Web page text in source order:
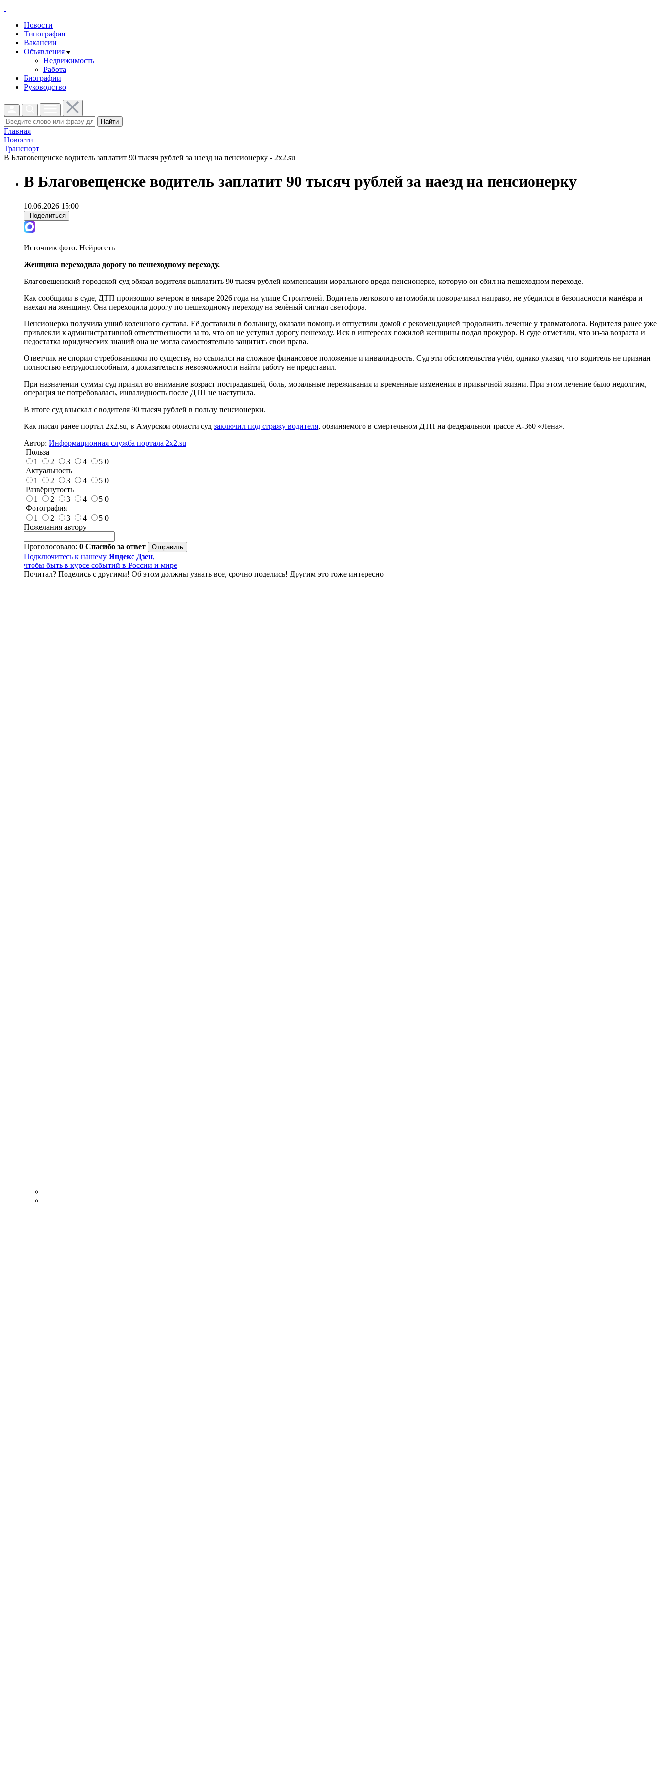
Новости
Типография
Вакансии
Объявления
Недвижимость
Работа
Биографии
Руководство
Найти
Главная
Новости
Транспорт
В Благовещенске водитель заплатит 90 тысяч рублей за наезд на пенсионерку - 2x2.su
В Благовещенске водитель заплатит 90 тысяч рублей за наезд на пенсионерку
10.06.2026 15:00
Поделиться
Источник фото: Нейросеть
Женщина переходила дорогу по пешеходному переходу.
Благовещенский городской суд обязал водителя выплатить 90 тысяч рублей компенсации морального вреда пенсионерке, которую он сбил на пешеходном переходе.
Как сообщили в суде, ДТП произошло вечером в январе 2026 года на улице Строителей. Водитель легкового автомобиля поворачивал направо, не убедился в безопасности манёвра и
наехал на женщину. Она переходила дорогу по пешеходному переходу на зелёный сигнал светофора.
Пенсионерка получила ушиб коленного сустава. Её доставили в больницу, оказали помощь и отпустили домой с рекомендацией продолжить лечение у травматолога. Водителя ранее уже
привлекли к административной ответственности за то, что он не уступил дорогу пешеходу. Иск в интересах пожилой женщины подал прокурор. В суде отметили, что из-за возраста и
недостатка юридических знаний она не могла самостоятельно защитить свои права.
Ответчик не спорил с требованиями по существу, но ссылался на сложное финансовое положение и инвалидность. Суд эти обстоятельства учёл, однако указал, что водитель не признан
полностью нетрудоспособным, а доказательств невозможности найти работу не представил.
При назначении суммы суд принял во внимание возраст пострадавшей, боль, моральные переживания и временные изменения в привычной жизни. При этом лечение было недолгим,
операция не потребовалась, инвалидность после ДТП не наступила.
В итоге суд взыскал с водителя 90 тысяч рублей в пользу пенсионерки.
Как писал ранее портал 2х2.su, в Амурской области суд заключил под стражу водителя, обвиняемого в смертельном ДТП на федеральной трассе А-360 «Лена».
Автор: Информационная служба портала 2x2.su
Польза
1
2 3 4 5 0
Актуальность
1
2 3 4 5 0
Развёрнутость
1
2 3 4 5 0
Фотография
1
2 3 4 5 0
Пожелания автору
Проголосовало: 0 Спасибо за ответ
Подключитесь к нашему Яндекс Дзен,
чтобы быть в курсе событий в России и мире
Почитал? Поделись с другими! Об этом должны узнать все, срочно поделись! Другим это тоже интересно